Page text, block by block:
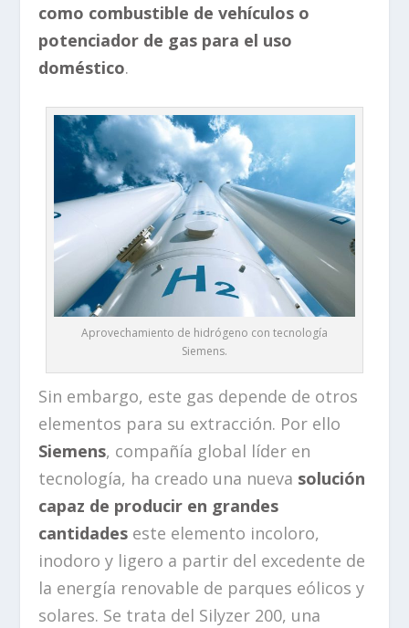
como combustible de vehículos o
potenciador de gas para el uso
doméstico.
Aprovechamiento de hidrógeno con tecnología
Siemens.
Sin embargo, este gas depende de otros
elementos para su extracción. Por ello
Siemens, compañía global líder en
tecnología, ha creado una nueva solución
capaz de producir en grandes
cantidades este elemento incoloro,
inodoro y ligero a partir del excedente de
la energía renovable de parques eólicos y
solares. Se trata del Silyzer 200, una